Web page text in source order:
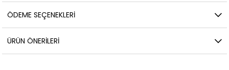
ÖDEME SEÇENEKLERI
ÜRÜN ÖNERILERI